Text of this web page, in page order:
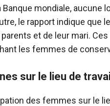
mondiale, aucune
le rapport indique que
et de leur mari.
les femmes de
sur le lieu de travail
des femmes sur le